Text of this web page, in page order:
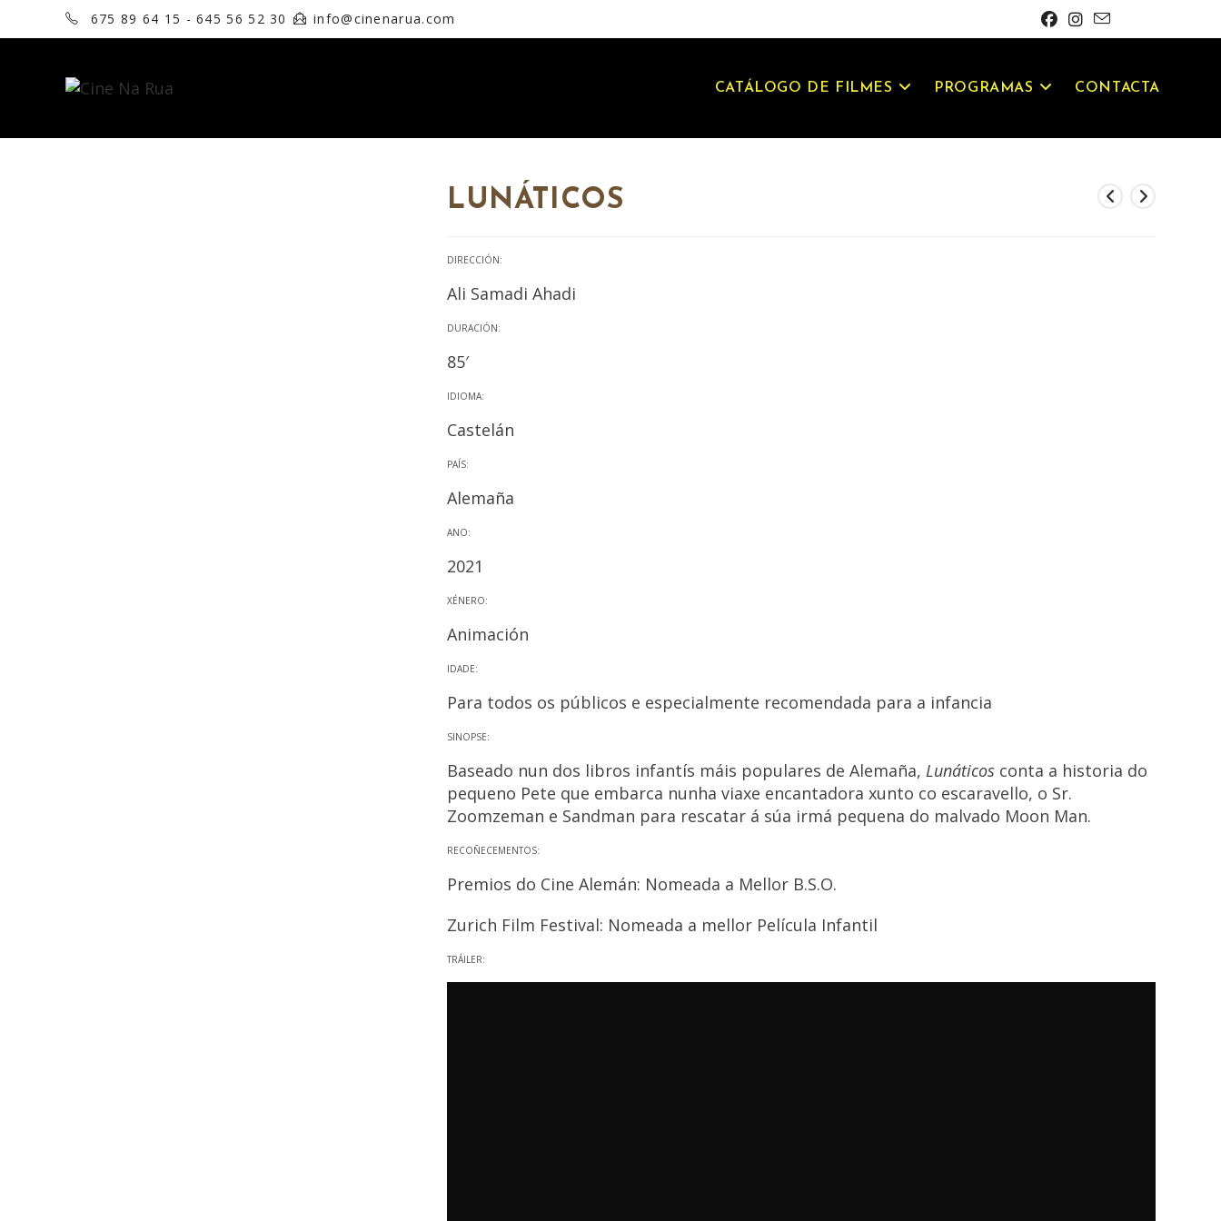
675 89 64 15 - 645 56 52 30 info@cinenarua.com
CATÁLOGO DE FILMES PROGRAMAS CONTACTA
LUNÁTICOS
DIRECCIÓN:
Ali Samadi Ahadi
DURACIÓN:
85′
IDIOMA:
Castelán
PAÍS:
Alemaña
ANO:
2021
XÉNERO:
Animación
IDADE:
Para todos os públicos e especialmente recomendada para a infancia
SINOPSE:
Baseado nun dos libros infantís máis populares de Alemaña, Lunáticos conta a historia do
pequeno Pete que embarca nunha viaxe encantadora xunto co escaravello, o Sr.
Zoomzeman e Sandman para rescatar á súa irmá pequena do malvado Moon Man.
RECOÑECEMENTOS:
Premios do Cine Alemán: Nomeada a Mellor B.S.O.
Zurich Film Festival: Nomeada a mellor Película Infantil
TRÁILER: